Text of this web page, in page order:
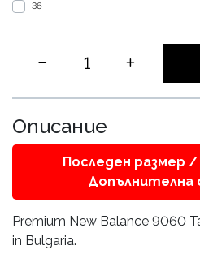
36
Описание
Последен размер
Допълнителна
Premium New Balance 9060
in Bulgaria.